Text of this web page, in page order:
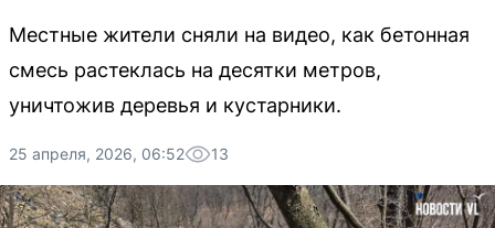
Местные жители сняли на видео, как бетонная
смесь растеклась на десятки метров,
уничтожив деревья и кустарники.
25 апреля, 2026, 06:52 13